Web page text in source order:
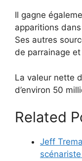
Il gagne
apparitions
Ses autres
de parrainage
La valeur nette
d’environ 50
Related
Jeff